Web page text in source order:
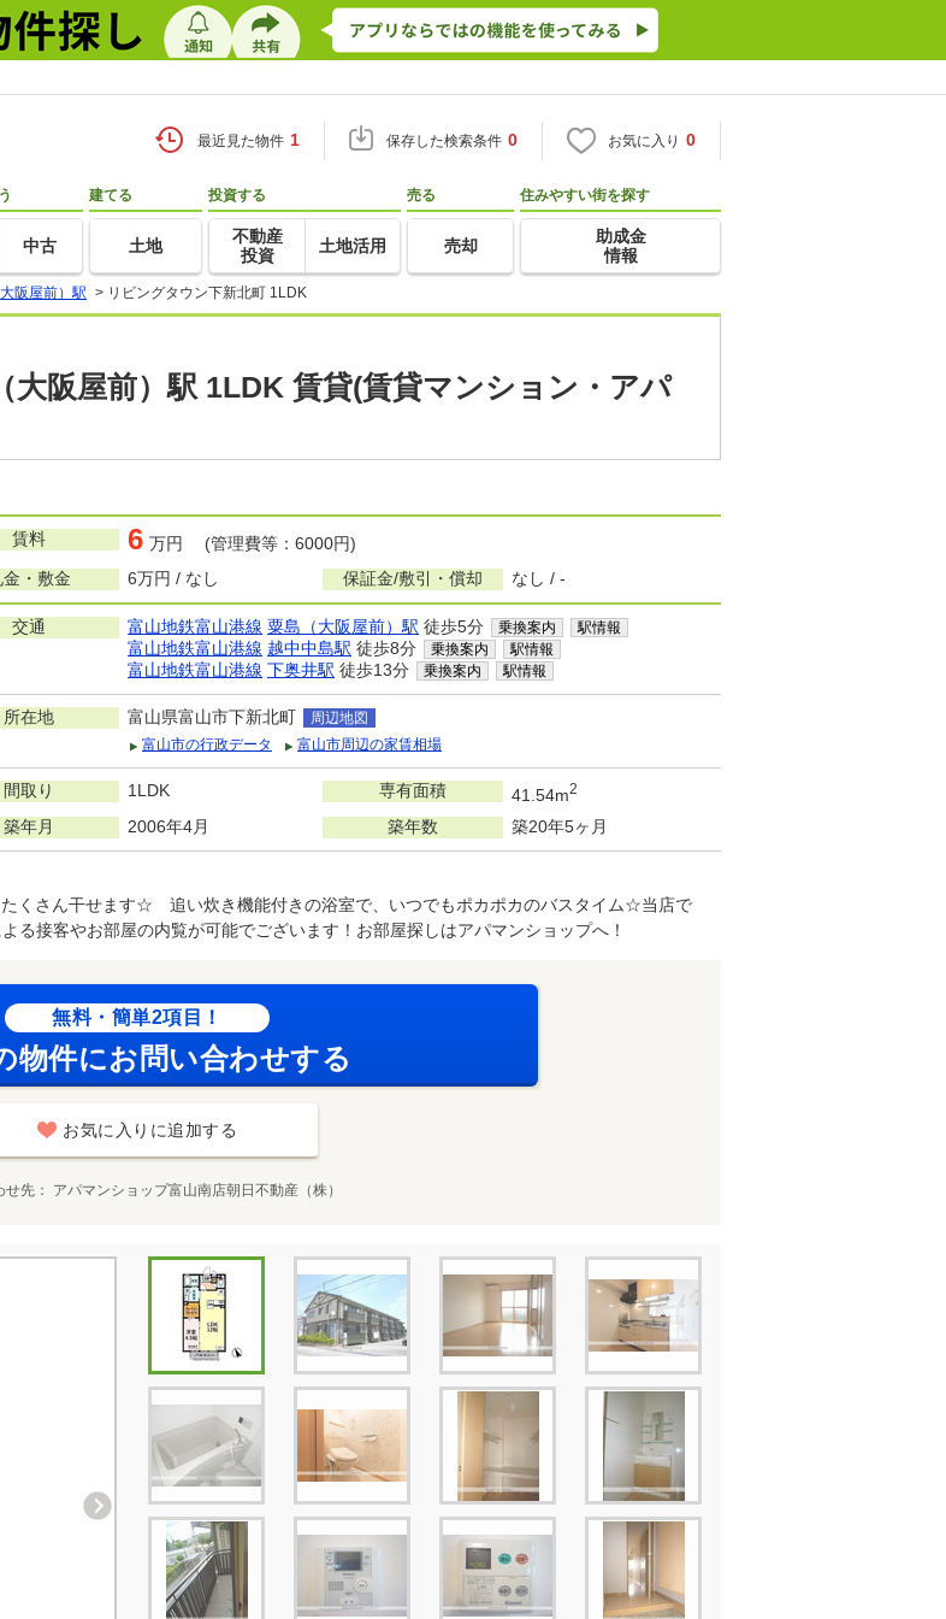
最近見た物件 1 保存した検索条件 0 お気に入り 0
中古
建てる
土地
投資する
不動産
投資
土地活用
売る
売却
住みやすい街を探す
助成金
情報
阪屋前）駅 > リビングタウン下新北町 1LDK
大阪屋前）駅 1LDK 賃貸(賃貸マンション・アパ
賃料 6 万円 (管理費等：6000円)
金・敷金
6万円 / なし 保証金/敷引・償却 なし / -
交通 富山地鉄富山港線 粟島（大阪屋前）駅 徒歩5分 乗換案内 駅情報
富山地鉄富山港線 越中中島駅 徒歩8分 乗換案内 駅情報
富山地鉄富山港線 下奥井駅 徒歩13分 乗換案内 駅情報
所在地 富山県富山市下新北町
周辺地図
富山市の行政データ
富山市周辺の家賃相場
間取り 1LDK 専有面積 41.54m2
築年月 2006年4月 築年数 築20年5ヶ月
くさん干せます☆ 追い炊き機能付きの浴室で、いつでもポカポカのバスタイム☆当店で
る接客やお部屋の内覧が可能でございます！お部屋探しはアパマンショップへ！
無料・簡単2項目！
物件にお問い合わせする
お気に入りに追加する
せ先 アパマンショップ富山南店朝日不動産（株）